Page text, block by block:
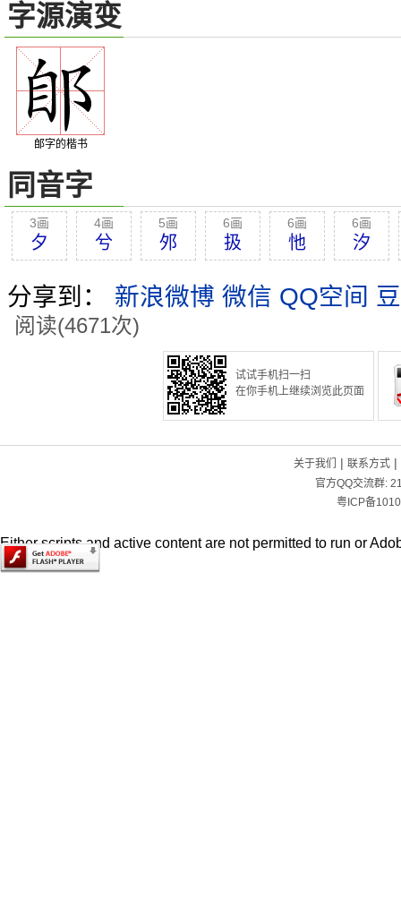
字源演变
郋字的楷书
同音字
3画
夕
4画
兮
5画
邜
6画
扱
6画
忚
6画
汐
分享到： 新浪微博 微信 QQ空间
阅读(4671次)
试试手机扫一扫
在你手机上继续浏览此页面
关于我们 | 联系方式|
官方QQ交流群:
粤ICP备
Either scripts and active content are not permitted to run or